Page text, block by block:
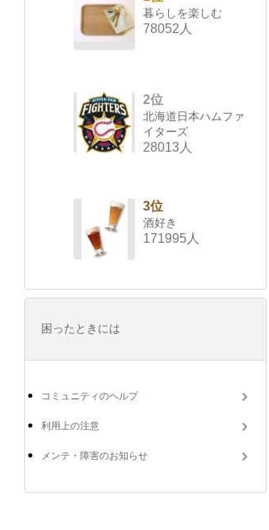
暮らしを楽しむ
78052人
2位
北海道日本ハムファ
イターズ
28013人
3位
酒好き
171995人
困ったときには
コミュニティのヘルプ
利用上の注意
メンテ・障害のお知らせ